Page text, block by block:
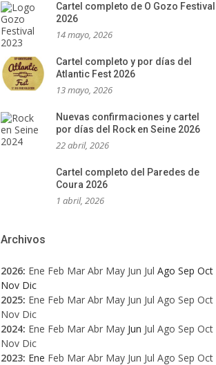
Cartel completo de O Gozo Festival
2026
14 mayo, 2026
Cartel completo y por días del
Atlantic Fest 2026
13 mayo, 2026
Nuevas confirmaciones y cartel
por días del Rock en Seine 2026
22 abril, 2026
Cartel completo del Paredes de
Coura 2026
1 abril, 2026
Archivos
2026: Ene Feb Mar Abr May Jun Jul Ago Sep Oct
Nov Dic
2025: Ene Feb Mar Abr May Jun Jul Ago Sep Oct
Nov Dic
2024: Ene Feb Mar Abr May Jun Jul Ago Sep Oct
Nov Dic
2023: Ene Feb Mar Abr May Jun Jul Ago Sep Oct